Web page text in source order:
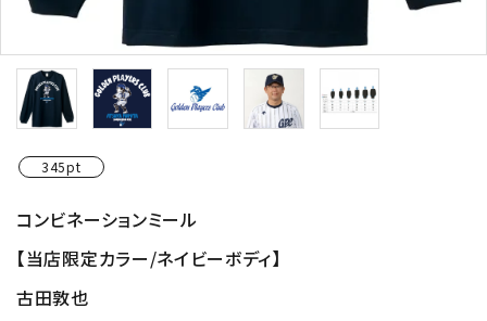
345pt
コンビネーションミール
【当店限定カラー/ネイビーボディ】
古田敦也